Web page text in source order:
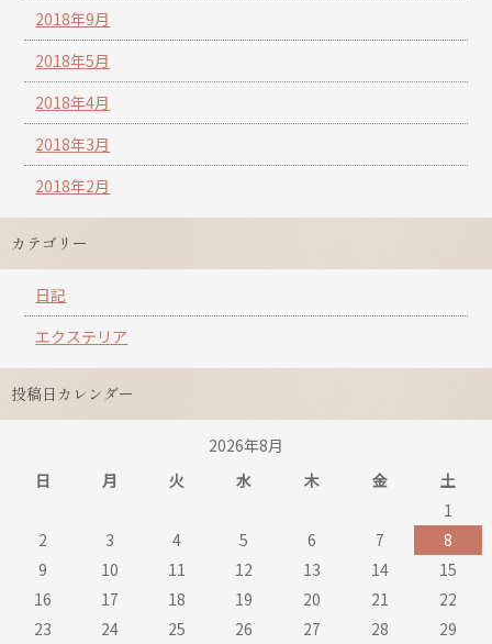
2018年9月
2018年5月
2018年4月
2018年3月
2018年2月
カテゴリー
日記
エクステリア
投稿日カレンダー
2026年8月
日
月 火 水 木 金
土
1
2
3 4 5 6 7
8
9
10 11 12 13 14
15
16
17 18 19 20 21
22
23
24 25 26 27 28 29